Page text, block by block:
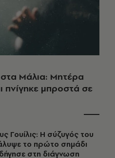
Μάλια: Μητέρα
πνίγηκε μπροστά σε
Γουίλις: Η σύζυγός του
το πρώτο σημάδι
στη διάγνωση